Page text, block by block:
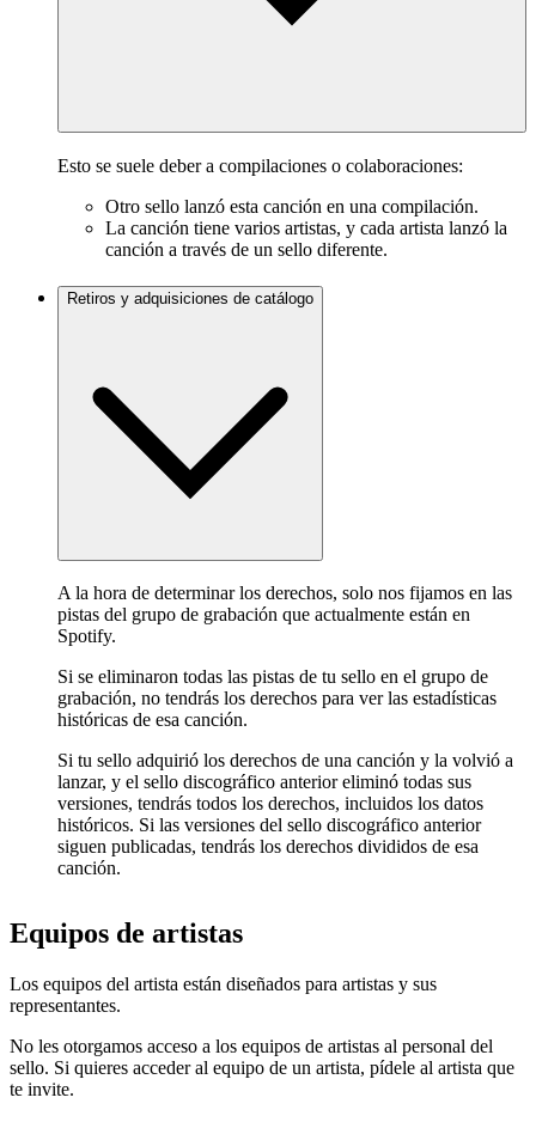
Esto se suele deber a compilaciones o colaboraciones:
Otro sello lanzó esta canción en una compilación.
La canción tiene varios artistas, y cada artista lanzó la
canción a través de un sello diferente.
Retiros y adquisiciones de catálogo
A la hora de determinar los derechos, solo nos fijamos en las
pistas del grupo de grabación que actualmente están en
Spotify.
Si se eliminaron todas las pistas de tu sello en el grupo de
grabación, no tendrás los derechos para ver las estadísticas
históricas de esa canción.
Si tu sello adquirió los derechos de una canción y la volvió a
lanzar, y el sello discográfico anterior eliminó todas sus
versiones, tendrás todos los derechos, incluidos los datos
históricos. Si las versiones del sello discográfico anterior
siguen publicadas, tendrás los derechos divididos de esa
canción.
Equipos de artistas
Los equipos del artista están diseñados para artistas y sus
representantes.
No les otorgamos acceso a los equipos de artistas al personal del
sello. Si quieres acceder al equipo de un artista, pídele al artista que
te invite.